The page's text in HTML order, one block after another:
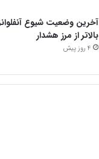
بالاتر از مرز هشدار
4 روز پیش